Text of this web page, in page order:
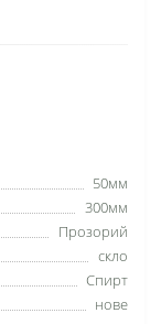
50мм
300мм
Прозорий
скло
Спирт
нове